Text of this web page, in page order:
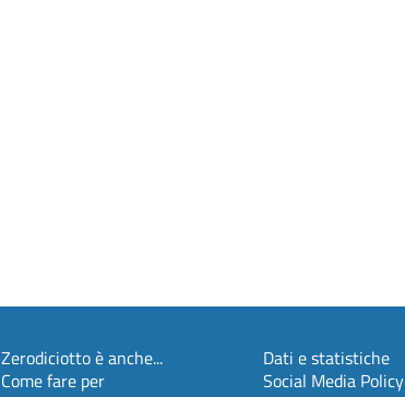
Zerodiciotto è anche...
Come fare per
Dati e statistiche
Social Media Policy